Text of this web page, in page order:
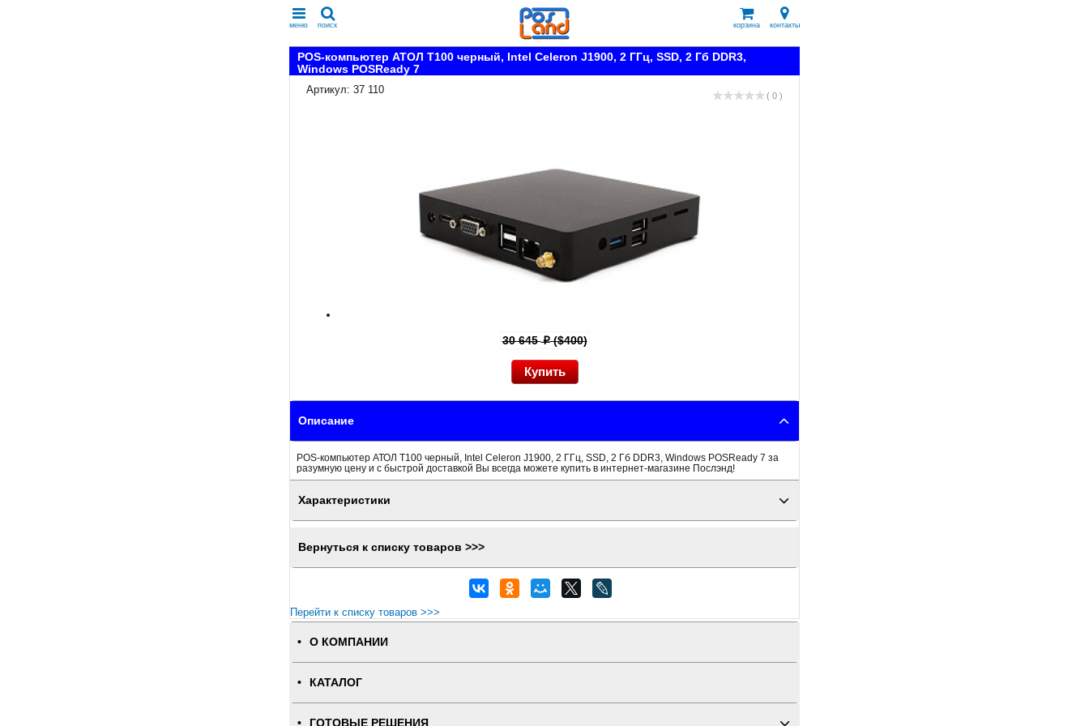
меню поиск корзина контакты
POS-компьютер АТОЛ Т100 черный, Intel Celeron J1900, 2 ГГц, SSD, 2 Гб DDR3,
Windows POSReady 7
Артикул: 37 110
( 0 )
30 645p($400)
Описание
POS-компьютер АТОЛ Т100 черный, Intel Celeron J1900, 2 ГГц, SSD, 2 Гб DDR3, Windows POSReady 7 за
разумную цену и с быстрой доставкой Вы всегда можете купить в интернет-магазине Послэнд!
Характеристики
Вернуться к списку товаров >>>
Перейти к списку товаров >>>
О КОМПАНИИ
КАТАЛОГ
ГОТОВЫЕ РЕШЕНИЯ